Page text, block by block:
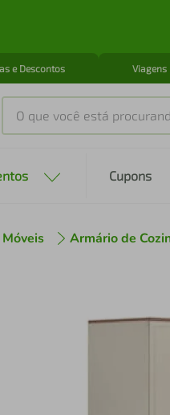
e Descontos Viagens
O que você está procurando?
Cupons
Móveis Armário de
cafeteira